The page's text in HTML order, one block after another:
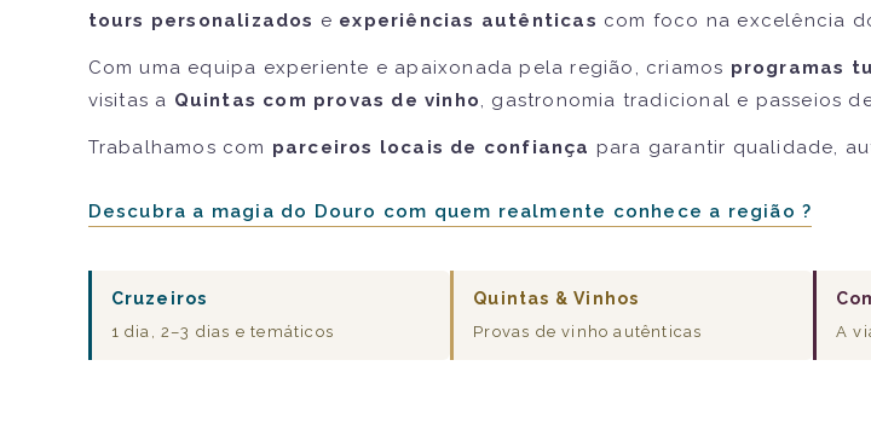
tours personalizados e experiências autênticas com foco na excelência
Com uma equipa experiente e apaixonada pela região, criamos programas
visitas a Quintas com provas de vinho, gastronomia tradicional e passeios
Trabalhamos com parceiros locais de confiança para garantir qualidade,
Descubra a magia do Douro com quem realmente conhece a região ?
Cruzeiros
1 dia, 2–3 dias e temáticos
Quintas & Vinhos
Provas de vinho autênticas A